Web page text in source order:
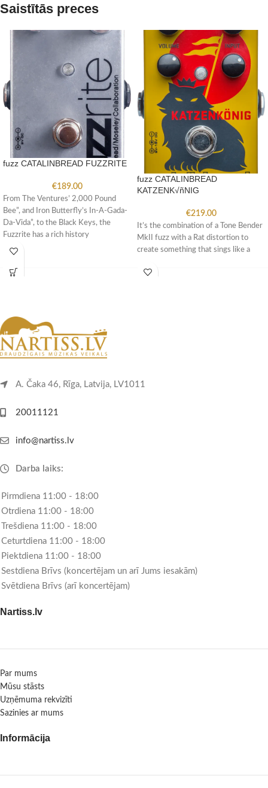
Saistītās preces
fuzz CATALINBREAD FUZZRITE
€189.00
From The Ventures’ 2,000 Pound
Bee”, and Iron Butterfly’s In-A-Gada-
Da-Vida”, to the Black Keys, the
Fuzzrite has a rich history
fuzz CATALINBREAD
KATZENK√ñNIG
€219.00
It’s the combination of a Tone Bender
MkII fuzz with a Rat distortion to
create something that sings like a
A. Čaka 46, Rīga, Latvija, LV1011
20011121
info@nartiss.lv
Darba laiks:
Pirmdiena 11:00 - 18:00
Otrdiena 11:00 - 18:00
Trešdiena 11:00 - 18:00
Ceturtdiena 11:00 - 18:00
Piektdiena 11:00 - 18:00
Sestdiena Brīvs (koncertējam un arī Jums iesakām)
Svētdiena Brīvs (arī koncertējam)
Nartiss.lv
Par mums
Mūsu stāsts
Uzņēmuma rekvizīti
Sazinies ar mums
Informācija